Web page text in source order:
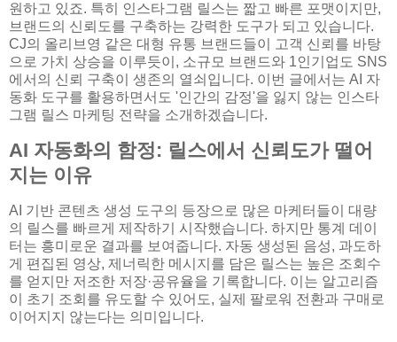
원하고 있죠. 특히 인스타그램 릴스는 짧고 빠른 포맷이지만,
브랜드의 신뢰도를 구축하는 강력한 도구가 되고 있습니다.
CJ의 올리브영 같은 대형 유통 브랜드들이 고객 신뢰를 바탕
으로 가치 상승을 이루듯이, 소규모 브랜드와 1인기업도 SNS
에서의 신뢰 구축이 생존의 열쇠입니다. 이번 글에서는 AI 자
동화 도구를 활용하면서도 '인간의 감정'을 잃지 않는 인스타
그램 릴스 마케팅 전략을 소개하겠습니다.
AI 자동화의 함정: 릴스에서 신뢰도가 떨어
지는 이유
AI 기반 콘텐츠 생성 도구의 등장으로 많은 마케터들이 대량
의 릴스를 빠르게 제작하기 시작했습니다. 하지만 통계 데이
터는 흥미로운 결과를 보여줍니다. 자동 생성된 음성, 과도하
게 편집된 영상, 제너릭한 메시지를 담은 릴스는 높은 조회수
를 얻지만 저조한 저장·공유율을 기록합니다. 이는 알고리즘
이 초기 조회를 유도할 수 있어도, 실제 팔로워 전환과 구매로
이어지지 않는다는 의미입니다.